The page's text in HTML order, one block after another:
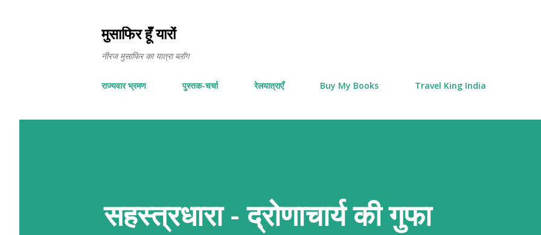
मुसाफिर हूँ यारों
नीरज मुसाफिर का यात्रा ब्लॉग
राज्यवार भ्रमण पुस्तक-चर्चा रेलयात्राएँ Buy My Books Travel King India
सहस्त्रधारा - द्रोणाचार्य की गुफा